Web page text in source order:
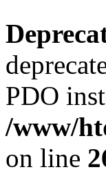
PDO
/www/
on line